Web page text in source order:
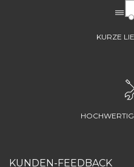
KURZE
KUNDEN-FEEDBACK